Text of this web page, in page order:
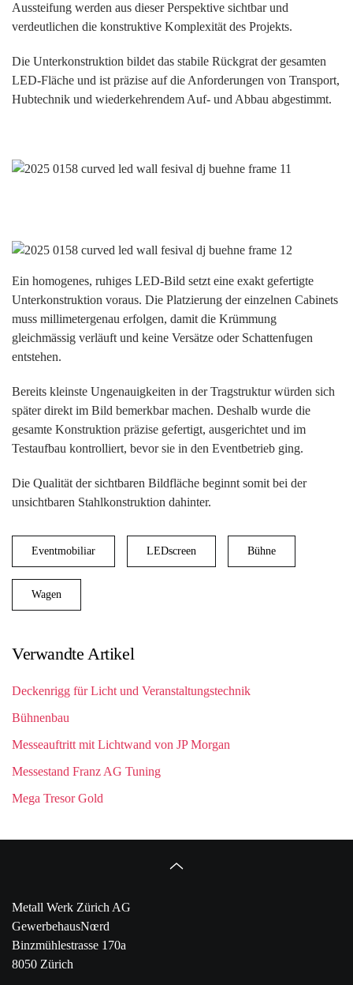
Aussteifung werden aus dieser Perspektive sichtbar und
verdeutlichen die konstruktive Komplexität des Projekts.
Die Unterkonstruktion bildet das stabile Rückgrat der gesamten
LED-Fläche und ist präzise auf die Anforderungen von Transport,
Hubtechnik und wiederkehrendem Auf- und Abbau abgestimmt.
Ein homogenes, ruhiges LED-Bild setzt eine exakt gefertigte
Unterkonstruktion voraus. Die Platzierung der einzelnen Cabinets
muss millimetergenau erfolgen, damit die Krümmung
gleichmässig verläuft und keine Versätze oder Schattenfugen
entstehen.
Bereits kleinste Ungenauigkeiten in der Tragstruktur würden sich
später direkt im Bild bemerkbar machen. Deshalb wurde die
gesamte Konstruktion präzise gefertigt, ausgerichtet und im
Testaufbau kontrolliert, bevor sie in den Eventbetrieb ging.
Die Qualität der sichtbaren Bildfläche beginnt somit bei der
unsichtbaren Stahlkonstruktion dahinter.
Eventmobiliar LEDscreen Bühne
Wagen
Verwandte Artikel
Deckenrigg für Licht und Veranstaltungstechnik
Bühnenbau
Messeauftritt mit Lichtwand von JP Morgan
Messestand Franz AG Tuning
Mega Tresor Gold
Metall Werk Zürich AG
GewerbehausNœrd
Binzmühlestrasse 170a
8050 Zürich